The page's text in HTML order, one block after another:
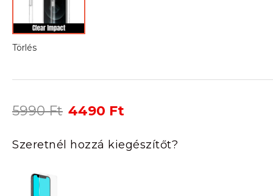
Törlés
5990Ft Original
was:
5990 Ft.
4490 Ft
is:
4490 Ft.
Szeretnél hozzá kiegészítőt?